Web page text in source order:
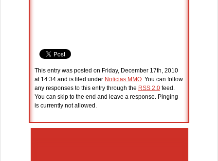
This entry was posted on Friday, December 17th, 2010
at 14:34 and is filed under Noticias MMO. You can follow
any responses to this entry through the RSS 2.0 feed.
You can skip to the end and leave a response. Pinging
is currently not allowed.